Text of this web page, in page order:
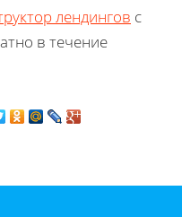
лендингов с
в течение